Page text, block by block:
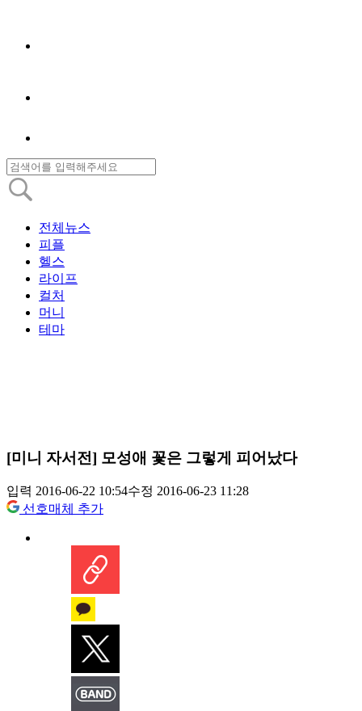
전체뉴스
피플
헬스
라이프
컬처
머니
테마
[미니 자서전] 모성애 꽃은 그렇게 피어났다
입력 2016-06-22 10:54수정 2016-06-23 11:28
선호매체 추가